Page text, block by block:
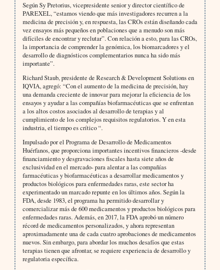
Según Sy Pretorius, vicepresidente senior y director científico de
PAREXEL, “estamos viendo que más investigadores recurren a la
medicina de precisión y, en respuesta, las CROs están diseñando cada
vez ensayos más pequeños en poblaciones que a menudo son más
difíciles de encontrar y reclutar”. Con relación a esto, para las CROs,
la importancia de comprender la genómica, los biomarcadores y el
desarrollo de diagnósticos complementarios nunca ha sido más
importante”.
Richard Staub, presidente de Research & Development Solutions en
IQVIA, agregó: “Con el aumento de la medicina de precisión, hay
una demanda creciente de innovar para mejorar la eficiencia de los
ensayos y ayudar a las compañías biofarmacéuticas que se enfrentan
a los altos costos asociados al desarrollo de terapias y al
cumplimiento de los complejos requisitos regulatorios. Y en esta
industria, el tiempo es crítico “.
Impulsado por el Programa de Desarrollo de Medicamentos
Huérfanos, que proporciona importantes incentivos financieros -desde
financiamiento y desgravaciones fiscales hasta siete años de
exclusividad en el mercado- para alentar a las compañías
farmacéuticas y biofarmacéuticas a desarrollar medicamentos y
productos biológicos para enfermedades raras, este sector ha
experimentado un marcado repunte en los últimos años. Según la
FDA, desde 1983, el programa ha permitido desarrollar y
comercializar más de 600 medicamentos y productos biológicos para
enfermedades raras. Además, en 2017, la FDA aprobó un número
récord de medicamentos personalizados, y ahora representan
aproximadamente una de cada cuatro aprobaciones de medicamentos
nuevos. Sin embargo, para abordar los muchos desafíos que estas
terapias tienen que afrontar, se requiere experiencia de desarrollo y
regulatoria específica.